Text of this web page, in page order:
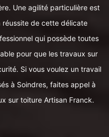
Une agilité particulière est
réussite de cette délicate
qui possède toutes
pour que les travaux sur
Si vous voulez un travail
à Soindres, faites appel à
sur toiture Artisan Franck.